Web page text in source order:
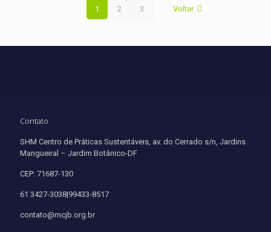
1 2 3 Voltar
Contato
SHM Centro de Práticas Sustentáveis, av. do Cerrado s/n, Jardins
Mangueiral – Jardim Botânico-DF
CEP: 71687-130
61 3427-3038|99433-8517
contato@mcjb.org.br